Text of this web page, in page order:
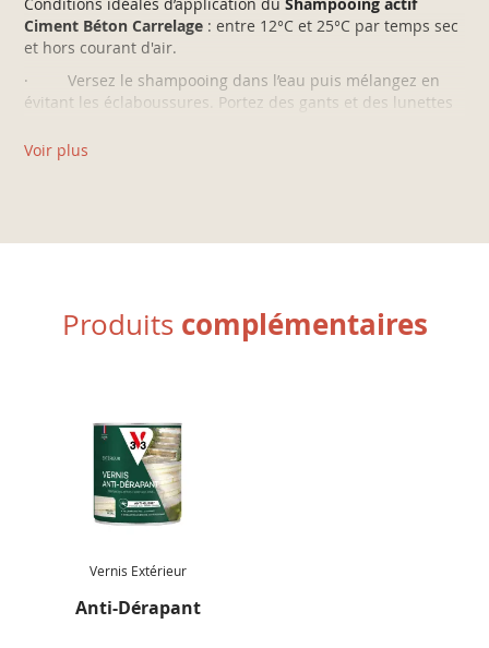
Ciment Béton Carrelage : entre 12°C et 25°C par temps sec
et hors courant d'air.
· Versez le shampooing dans l’eau puis mélangez en
évitant les éclaboussures. Portez des gants et des lunettes
· Appliquez à l’aide d’un arrosoir, pour une répartition
· Appliquez la peinture après séchage complet du sol
lavage dans l’évier, les toilettes, les égouts, les poubelles…
afin d’éviter un rejet dans l’environnement.
Voir plus
Produits complémentaires
Vernis Extérieur
Anti-Dérapant